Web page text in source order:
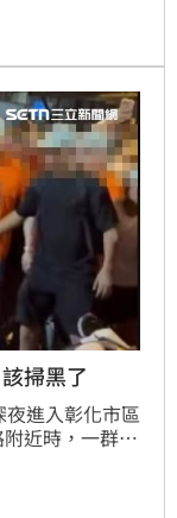
跟隨媽祖同
掃黑了
進入彰化市區
近時，一群穿
不料19日凌